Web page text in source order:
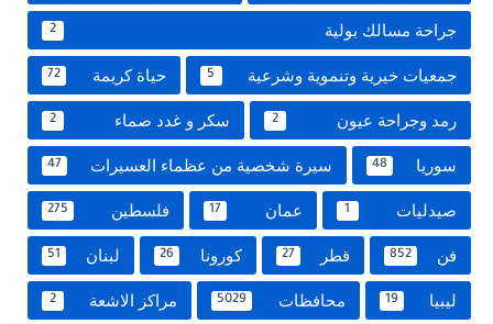
جراحة مسالك بولية 2
جمعيات خيرية وتنموية وشرعية 5 حياة كريمة 72
رمد وجراحة عيون 2 سكر و غدد صماء 2
سوريا 48 سيرة شخصية من عظماء العسيرات 47
صيدليات 1 عمان 17 فلسطين 275
فن 852 قطر 27 كورونا 26 لبنان 51
ليبيا 19 محافظات 5029 مراكز الاشعة 2